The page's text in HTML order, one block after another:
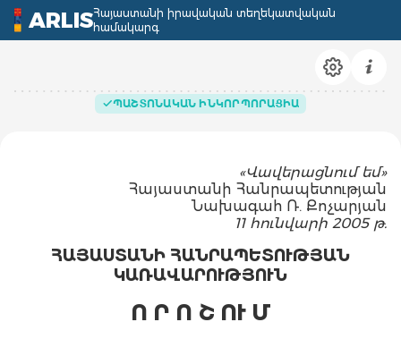
ARLISՀայաստանի իրավական տեղեկատվական
համակարգ
ՊԱՇՏՈՆԱԿԱՆ ԻՆԿՈՐՊՈՐԱՑԻԱ
«Վավերացնում եմ»
Հայաստանի Հանրապետության
Նախագահ Ռ. Քոչարյան
11 հունվարի 2005 թ.
ՀԱՅԱՍՏԱՆԻ ՀԱՆՐԱՊԵՏՈՒԹՅԱՆ
ԿԱՌԱՎԱՐՈՒԹՅՈՒՆ
Ո Ր Ո Շ ՈՒ Մ